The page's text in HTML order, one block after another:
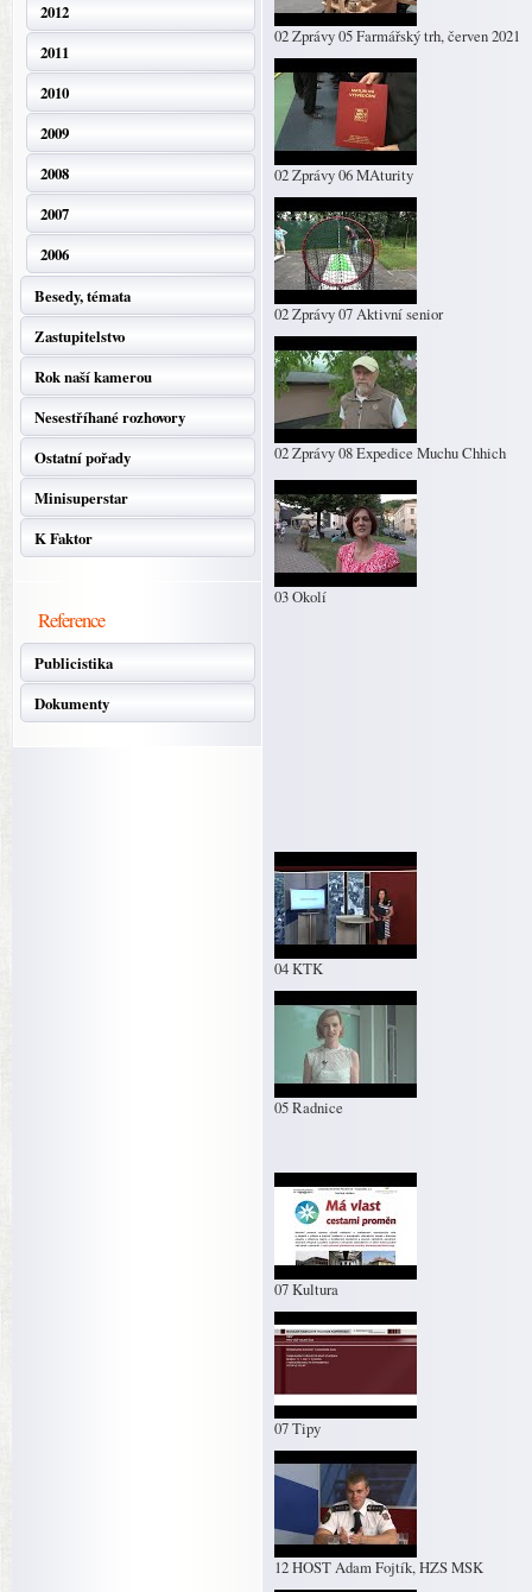
2012
2011
2010
2009
2008
2007
2006
Besedy, témata
Zastupitelstvo
Rok naší kamerou
Nesestříhané rozhovory
Ostatní pořady
Minisuperstar
K Faktor
Reference
Publicistika
Dokumenty
02 Zprávy 05 Farmářský trh, červen 2021
02 Zprávy 06 MAturity
02 Zprávy 07 Aktivní senior
02 Zprávy 08 Expedice Muchu Chhich
03 Okolí
04 KTK
05 Radnice
07 Kultura
07 Tipy
12 HOST Adam Fojtík, HZS MSK